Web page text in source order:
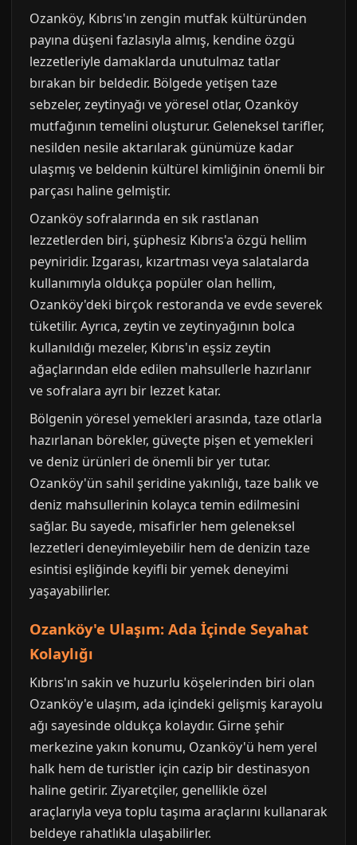
Ozanköy, Kıbrıs'ın zengin mutfak kültüründen
payına düşeni fazlasıyla almış, kendine özgü
lezzetleriyle damaklarda unutulmaz tatlar
bırakan bir beldedir. Bölgede yetişen taze
sebzeler, zeytinyağı ve yöresel otlar, Ozanköy
mutfağının temelini oluşturur. Geleneksel tarifler,
nesilden nesile aktarılarak günümüze kadar
ulaşmış ve beldenin kültürel kimliğinin önemli bir
parçası haline gelmiştir.
Ozanköy sofralarında en sık rastlanan
lezzetlerden biri, şüphesiz Kıbrıs'a özgü hellim
peyniridir. Izgarası, kızartması veya salatalarda
kullanımıyla oldukça popüler olan hellim,
Ozanköy'deki birçok restoranda ve evde severek
tüketilir. Ayrıca, zeytin ve zeytinyağının bolca
kullanıldığı mezeler, Kıbrıs'ın eşsiz zeytin
ağaçlarından elde edilen mahsullerle hazırlanır
ve sofralara ayrı bir lezzet katar.
Bölgenin yöresel yemekleri arasında, taze otlarla
hazırlanan börekler, güveçte pişen et yemekleri
ve deniz ürünleri de önemli bir yer tutar.
Ozanköy'ün sahil şeridine yakınlığı, taze balık ve
deniz mahsullerinin kolayca temin edilmesini
sağlar. Bu sayede, misafirler hem geleneksel
lezzetleri deneyimleyebilir hem de denizin taze
esintisi eşliğinde keyifli bir yemek deneyimi
yaşayabilirler.
Ozanköy'e Ulaşım: Ada İçinde Seyahat
Kolaylığı
Kıbrıs'ın sakin ve huzurlu köşelerinden biri olan
Ozanköy'e ulaşım, ada içindeki gelişmiş karayolu
ağı sayesinde oldukça kolaydır. Girne şehir
merkezine yakın konumu, Ozanköy'ü hem yerel
halk hem de turistler için cazip bir destinasyon
haline getirir. Ziyaretçiler, genellikle özel
araçlarıyla veya toplu taşıma araçlarını kullanarak
beldeye rahatlıkla ulaşabilirler.